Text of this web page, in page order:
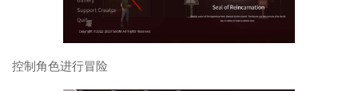
控制角色进行冒险